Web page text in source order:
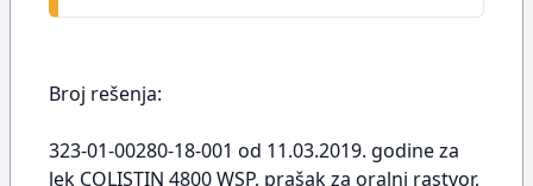
Broj rešenja:
323-01-00280-18-001 od 11.03.2019. godine za
lek COLISTIN 4800 WSP, prašak za oralni rastvor,